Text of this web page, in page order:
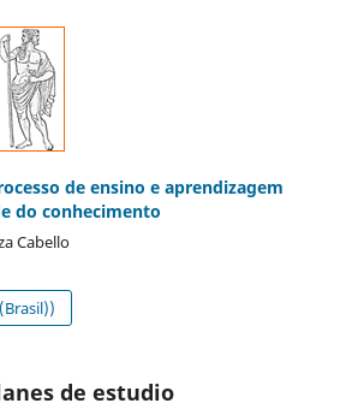
de ensino e aprendizagem
do conhecimento
Cabello
de estudio